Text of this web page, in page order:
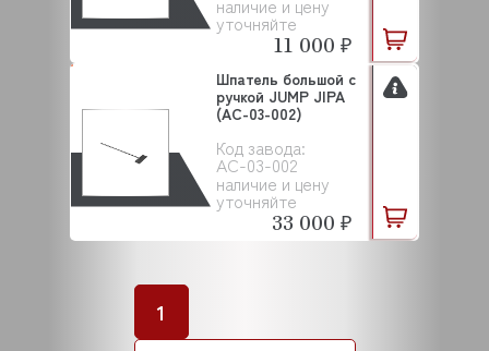
наличие и цену
уточняйте
11 000 ₽
Код завода:
AC-03-002
наличие и цену
уточняйте
Шпатель большой с
ручкой JUMP JIPA
(AC-03-002)
33 000 ₽
1